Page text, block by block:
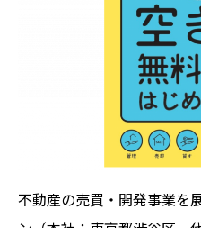
不動産の売買・開発事業を